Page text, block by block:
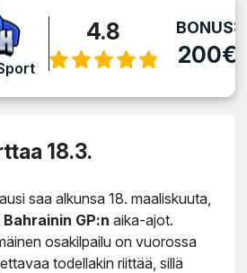
4.8 BONUS:
200€
18.3.
saa alkunsa 18. maaliskuuta,
Bahrainin GP:naika-ajot.
osakilpailu on vuorossa
todellakin riittää, sillä